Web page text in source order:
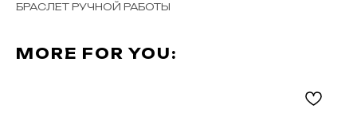
БРАСЛЕТ РУЧНОЙ РАБОТЫ
MORE FOR YOU: